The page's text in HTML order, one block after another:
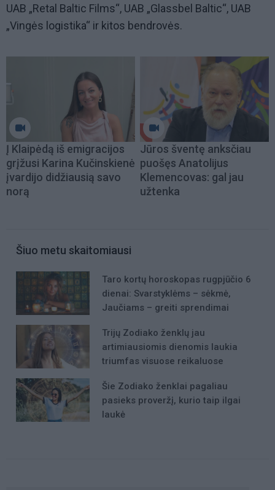
UAB „Retal Baltic Films“, UAB „Glassbel Baltic“, UAB
„Vingės logistika“ ir kitos bendrovės.
Į Klaipėdą iš emigracijos
grįžusi Karina Kučinskienė
įvardijo didžiausią savo
norą
Jūros šventę anksčiau
puošęs Anatolijus
Klemencovas: gal jau
užtenka
Šiuo metu skaitomiausi
Taro kortų horoskopas rugpjūčio 6
dienai: Svarstyklėms – sėkmė,
Jaučiams – greiti sprendimai
Trijų Zodiako ženklų jau
artimiausiomis dienomis laukia
triumfas visuose reikaluose
Šie Zodiako ženklai pagaliau
pasieks proveržį, kurio taip ilgai
laukė